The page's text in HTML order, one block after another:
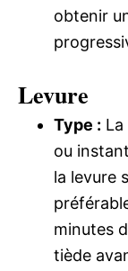
obtenir
Levure
Type :
ou
la levure
minutes
tiède